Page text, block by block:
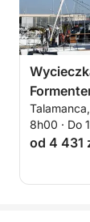
8h00 · Do
od 4 431